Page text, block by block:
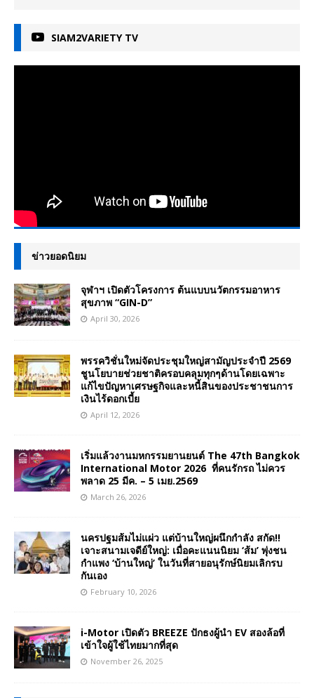
SIAM2VARIETY TV
ข่าวยอดนิยม
จุฬาฯ เปิดตัวโครงการ ต้นแบบนวัตกรรมอาหาร
สุขภาพ “GIN-D”
April 30, 2026
พรรควิชั่นใหม่จัดประชุมใหญ่สามัญประจำปี 2569
ชูนโยบายช่วยชาติครอบคลุมทุกๆด้านโดยเฉพาะ
แก้ไขปัญหาเศรษฐกิจและหนี้สินของประชาชนการ
เงินไร้ดอกเบี้ย
April 12, 2026
เริ่มแล้วงานมหกรรมยานยนต์ The 47th Bangkok
International Motor 2026 ที่คนรักรถ ไม่ควร
พลาด 25 มีค. – 5 เมย.2569
March 26, 2026
นครปฐมส้มไม่แผ่ว แต่บ้านใหญ่ผนึกกำลัง สกัด!!
เจาะสนามเจดีย์ใหญ่: เมื่อคะแนนนิยม ‘ส้ม’ พุ่งชน
กำแพง ‘บ้านใหญ่’ ในวันที่สายอนุรักษ์นิยมเลิกรบ
กันเอง
February 10, 2026
i-Motor เปิดตัว BREEZE ปักธงผู้นำ EV สองล้อที่
เข้าใจผู้ใช้ไทยมากที่สุด
November 26, 2025